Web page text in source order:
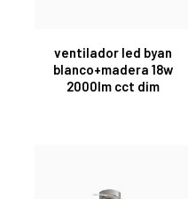
ventilador led byan
blanco+madera 18w
2000lm cct dim